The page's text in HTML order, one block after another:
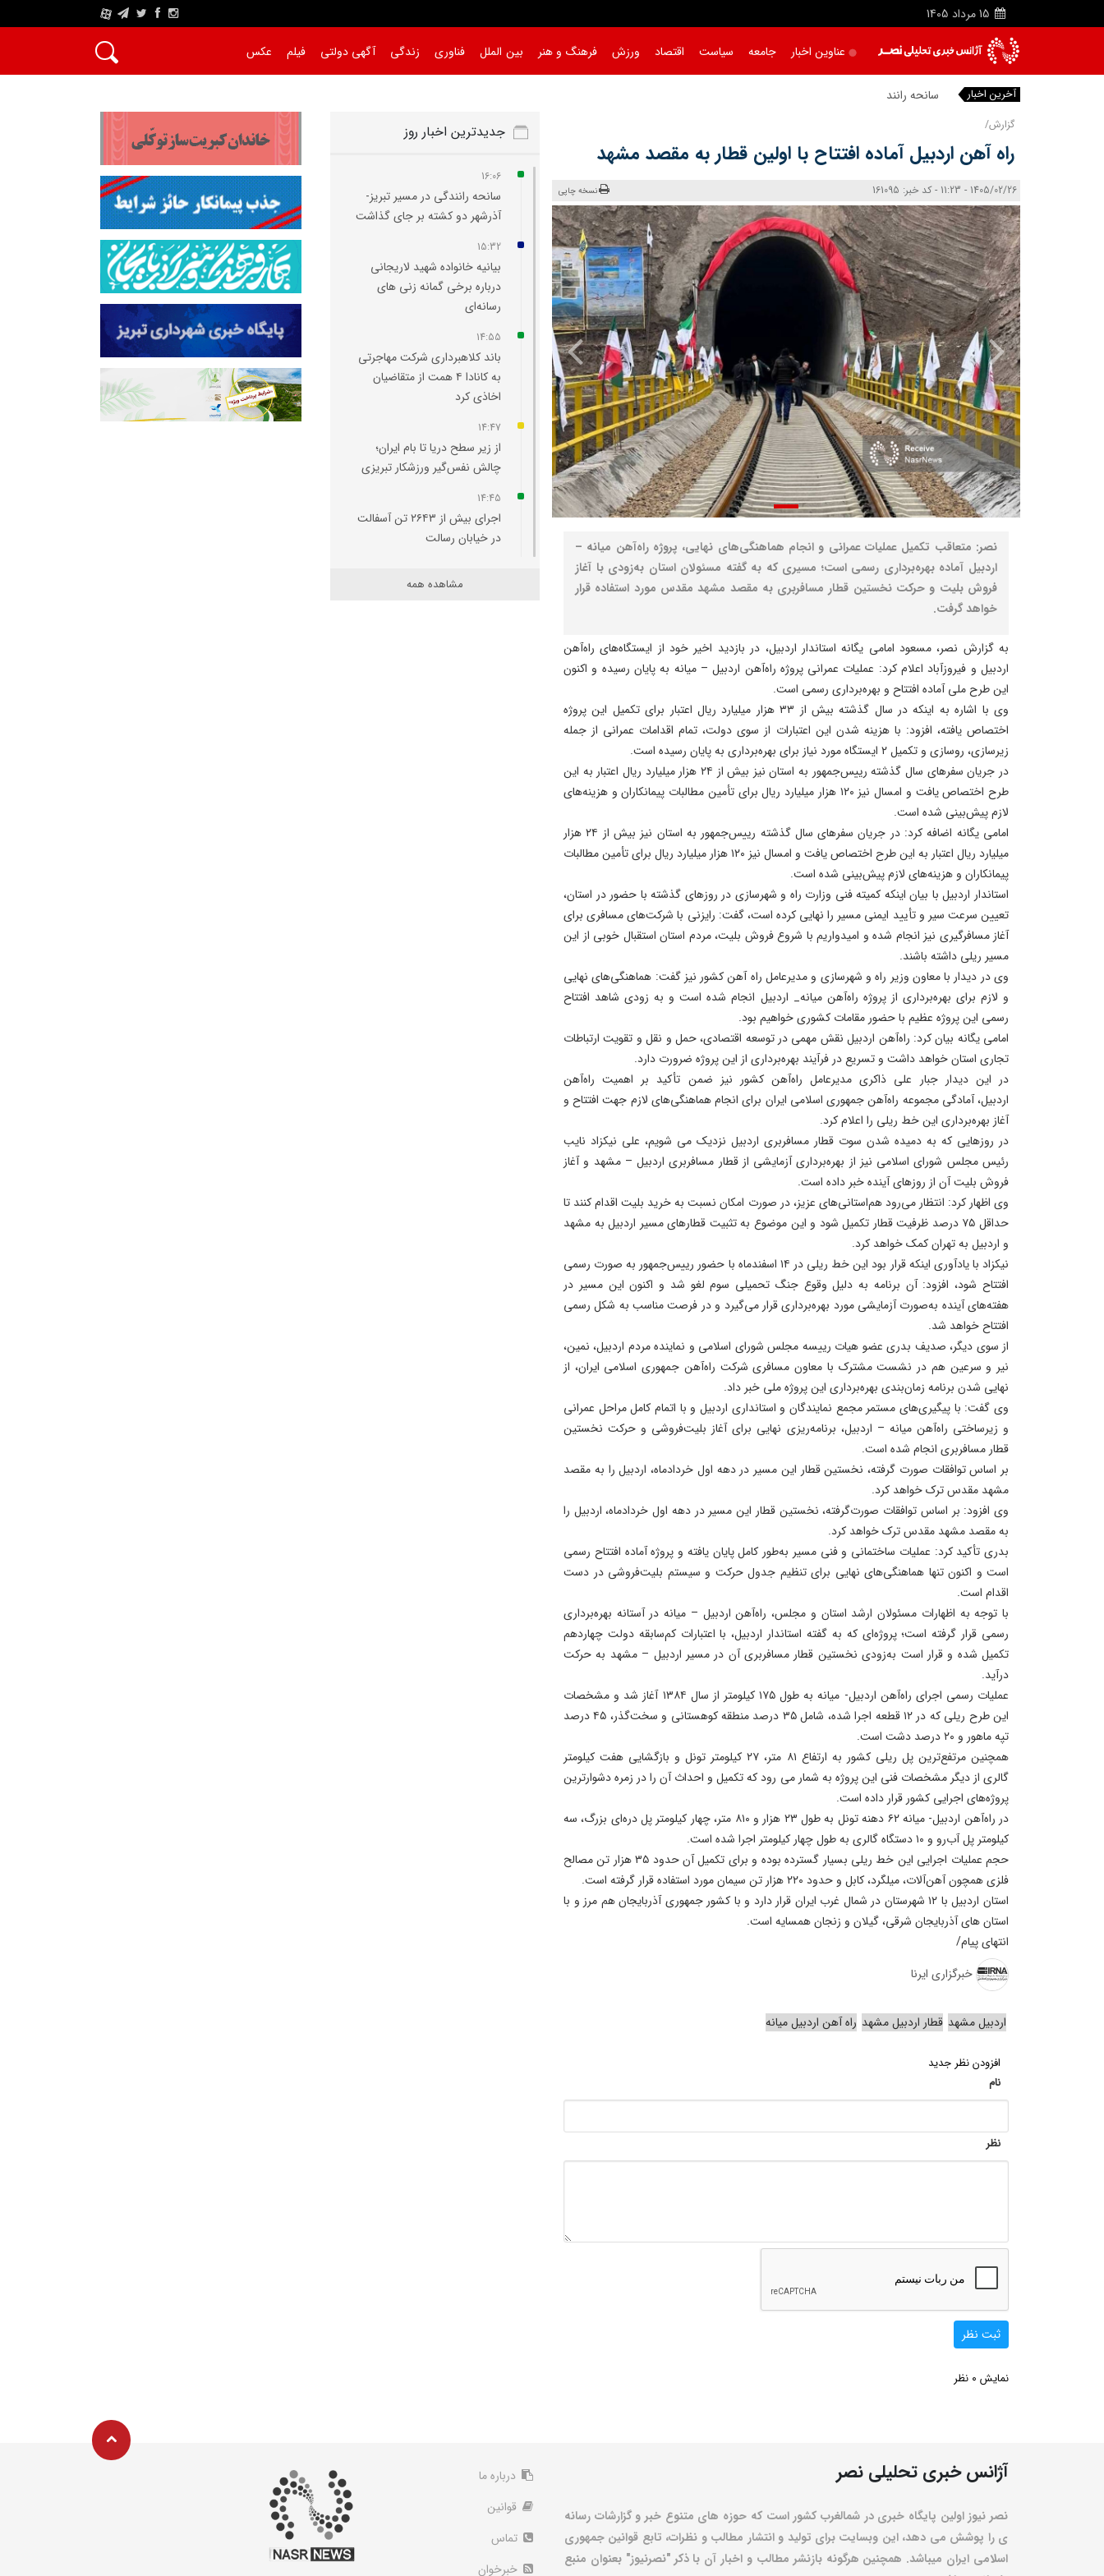
15 مرداد 1405
A
عناوین اخبار جامعه سیاست اقتصاد ورزش فرهنگ و هنر بین الملل فناوری زندگی آگهی دولتی فیلم عکس
آخرین اخبار سانحه رانندگی در مسیر تب
گزارش/
راه‌ آهن اردبیل آماده افتتاح با اولین قطار به مقصد مشهد
1405/02/26 - 11:23 - کد خبر: 161095 نسخه چاپی
نصر: متعاقب تکمیل عملیات عمرانی و انجام هماهنگی‌های نهایی، پروژه راه‌آهن میانه –
اردبیل آماده بهره‌برداری رسمی است؛ مسیری که به گفته مسئولان استان به‌زودی با آغاز
فروش بلیت و حرکت نخستین قطار مسافربری به مقصد مشهد مقدس مورد استفاده قرار
خواهد گرفت.
به گزارش نصر، مسعود امامی یگانه استاندار اردبیل، در بازدید اخیر خود از ایستگاه‌های راه‌آهن
اردبیل و فیروزآباد اعلام کرد: عملیات عمرانی پروژه راه‌آهن اردبیل – میانه به پایان رسیده و اکنون
این طرح ملی آماده افتتاح و بهره‌برداری رسمی است.
وی با اشاره به اینکه در سال گذشته بیش از ۳۳ هزار میلیارد ریال اعتبار برای تکمیل این پروژه
اختصاص یافته، افزود: با هزینه شدن این اعتبارات از سوی دولت، تمام اقدامات عمرانی از جمله
زیرسازی، روسازی و تکمیل ۲ ایستگاه مورد نیاز برای بهره‌برداری به پایان رسیده است.
در جریان سفرهای سال گذشته رییس‌جمهور به استان نیز بیش از ۲۴ هزار میلیارد ریال اعتبار به این
طرح اختصاص یافت و امسال نیز ۱۲۰ هزار میلیارد ریال برای تأمین مطالبات پیمانکاران و هزینه‌های
لازم پیش‌بینی شده است.
امامی یگانه اضافه کرد: در جریان سفرهای سال گذشته رییس‌جمهور به استان نیز بیش از ۲۴ هزار
میلیارد ریال اعتبار به این طرح اختصاص یافت و امسال نیز ۱۲۰ هزار میلیارد ریال برای تأمین مطالبات
پیمانکاران و هزینه‌های لازم پیش‌بینی شده است.
استاندار اردبیل با بیان اینکه کمیته فنی وزارت راه و شهرسازی در روزهای گذشته با حضور در استان،
تعیین سرعت سیر و تأیید ایمنی مسیر را نهایی کرده است، گفت: رایزنی با شرکت‌های مسافری برای
آغاز مسافرگیری نیز انجام شده و امیدواریم با شروع فروش بلیت، مردم استان استقبال خوبی از این
مسیر ریلی داشته باشند.
وی در دیدار با معاون وزیر راه و شهرسازی و مدیرعامل راه آهن کشور نیز گفت: هماهنگی‌های نهایی
و لازم برای بهره‌برداری از پروژه راه‌آهن میانه_ اردبیل انجام شده است و به زودی شاهد افتتاح
رسمی این پروژه عظیم با حضور مقامات کشوری خواهیم بود.
امامی یگانه بیان کرد: راه‌آهن اردبیل نقش مهمی در توسعه اقتصادی، حمل‌ و نقل و تقویت ارتباطات
تجاری استان خواهد داشت و تسریع در فرآیند بهره‌برداری از این پروژه ضرورت دارد.
در این دیدار جبار علی ذاکری مدیرعامل راه‌آهن کشور نیز ضمن تأکید بر اهمیت راه‌آهن
اردبیل، آمادگی مجموعه راه‌آهن جمهوری اسلامی ایران برای انجام هماهنگی‌های لازم جهت افتتاح و
آغاز بهره‌برداری این خط ریلی را اعلام کرد.
در روزهایی که به دمیده شدن سوت قطار مسافربری اردبیل نزدیک می شویم، علی نیکزاد نایب
رئیس مجلس شورای اسلامی نیز از بهره‌برداری آزمایشی از قطار مسافربری اردبیل – مشهد و آغاز
فروش بلیت آن از روزهای آینده خبر داده است.
وی اظهار کرد: انتظار می‌رود هم‌استانی‌های عزیز، در صورت امکان نسبت به خرید بلیت اقدام کنند تا
حداقل ۷۵ درصد ظرفیت قطار تکمیل شود و این موضوع به تثبیت قطارهای مسیر اردبیل به مشهد
و اردبیل به تهران کمک خواهد کرد.
نیکزاد با یادآوری اینکه قرار بود این خط ریلی در ۱۴ اسفندماه با حضور رییس‌جمهور به ‌صورت رسمی
افتتاح شود، افزود: آن برنامه به دلیل وقوع جنگ تحمیلی سوم لغو شد و اکنون این مسیر در
هفته‌های آینده به‌صورت آزمایشی مورد بهره‌برداری قرار می‌گیرد و در فرصت مناسب به شکل رسمی
افتتاح خواهد شد.
از سوی دیگر، صدیف بدری عضو هیات‌ رییسه مجلس شورای اسلامی و نماینده مردم اردبیل، نمین،
نیر و سرعین هم در نشست مشترک با معاون مسافری شرکت راه‌آهن جمهوری اسلامی ایران، از
نهایی شدن برنامه زمان‌بندی بهره‌برداری این پروژه ملی خبر داد.
وی گفت: با پیگیری‌های مستمر مجمع نمایندگان و استانداری اردبیل و با اتمام کامل مراحل عمرانی
و زیرساختی راه‌آهن میانه – اردبیل، برنامه‌ریزی نهایی برای آغاز بلیت‌فروشی و حرکت نخستین
قطار مسافربری انجام شده است.
بر اساس توافقات صورت‌ گرفته، نخستین قطار این مسیر در دهه اول خردادماه، اردبیل را به مقصد
مشهد مقدس ترک خواهد کرد.
وی افزود: بر اساس توافقات صورت‌گرفته، نخستین قطار این مسیر در دهه اول خردادماه، اردبیل را
به مقصد مشهد مقدس ترک خواهد کرد.
بدری تأکید کرد: عملیات ساختمانی و فنی مسیر به‌طور کامل پایان یافته و پروژه آماده افتتاح رسمی
است و اکنون تنها هماهنگی‌های نهایی برای تنظیم جدول حرکت و سیستم بلیت‌فروشی در دست
اقدام است.
با توجه به اظهارات مسئولان ارشد استان و مجلس، راه‌آهن اردبیل – میانه در آستانه بهره‌برداری
رسمی قرار گرفته است؛ پروژه‌ای که به گفته استاندار اردبیل، با اعتبارات کم‌سابقه دولت چهاردهم
تکمیل شده و قرار است به‌زودی نخستین قطار مسافربری آن در مسیر اردبیل – مشهد به حرکت
درآید.
عملیات رسمی اجرای راه‌آهن اردبیل- میانه به طول ۱۷۵ کیلومتر از سال ۱۳۸۴ آغاز شد و مشخصات
این طرح ریلی که در ۱۲ قطعه اجرا شده، شامل ۳۵ درصد منطقه کوهستانی و سخت‌گذر، ۴۵ درصد
تپه ماهور و ۲۰ درصد دشت است.
همچنین مرتفع‌ترین پل ریلی کشور به ارتفاع ۸۱ متر، ۲۷ کیلومتر تونل و بازگشایی هفت کیلومتر
گالری از دیگر مشخصات فنی این پروژه به شمار می رود که تکمیل و احداث آن را در زمره دشوارترین
پروژه‌های اجرایی کشور قرار داده است.
در راه‌آهن اردبیل- میانه ۶۲ دهنه تونل به طول ۲۳ هزار و ۸۱۰ متر، چهار کیلومتر پل دره‌ای بزرگ، سه
کیلومتر پل آب‌رو و ۱۰ دستگاه گالری به طول چهار کیلومتر اجرا شده است.
حجم عملیات اجرایی این خط ریلی بسیار گسترده بوده و برای تکمیل آن حدود ۳۵ هزار تن مصالح
فلزی همچون آهن‌آلات، میلگرد، کابل و حدود ۲۲۰ هزار تن سیمان مورد استفاده قرار گرفته است.
استان اردبیل با ۱۲ شهرستان در شمال غرب ایران قرار دارد و با کشور جمهوری آذربایجان هم مرز و با
استان های آذربایجان شرقی، گیلان و زنجان همسایه است.
انتهای پیام/
خبرگزاری ایرنا
اردبیل مشهد قطار اردبیل مشهد راه آهن اردبیل میانه
افزودن نظر جدید
نام
نظر
ثبت نظر
نمایش 0 نظر
جدیدترین اخبار روز
16:06
سانحه رانندگی در مسیر تبریز-
آذرشهر دو کشته بر جای گذاشت
15:32
بیانیه خانواده شهید لاریجانی
درباره برخی گمانه‌ زنی‌ های
رسانه‌ای
14:55
باند کلاهبرداری شرکت مهاجرتی
به کانادا ۴ همت از متقاضیان
اخاذی کرد
14:47
از زیر سطح دریا تا بام ایران؛
چالش نفس‌گیر ورزشکار تبریزی
14:45
اجرای بیش از ۲۶۴۳ تن آسفالت
در خیابان رسالت
آتش‌ سوزی در منطقه حفاظت‌
مشاهده همه
آژانس خبری تحلیلی نصر
نصر نیوز اولین پایگاه خبری در شمالغرب کشور است که حوزه های متنوع خبر و گزارشات رسانه
ی را پوشش می دهد، این وبسایت برای تولید و انتشار مطالب و نظرات، تابع قوانین جمهوری
اسلامی ایران میباشد. همچنین هرگونه بازنشر مطالب و اخبار آن با ذکر "نصرنیوز" بعنوان منبع
درباره ما
قوانین
تماس
خبرخوان